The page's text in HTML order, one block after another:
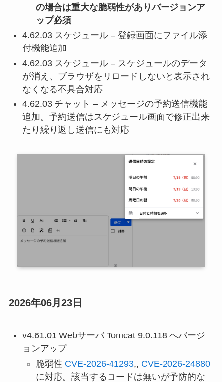
の場合は重大な脆弱性がありバージョンア
ップ必須
4.62.03 スケジュール – 登録画面にファイル添
付機能追加
4.62.03 スケジュール – スケジュールのデータ
が消え、ブラウザをリロードしないと表示され
なくなる不具合対応
4.62.03 チャット – メッセージの予約送信機能
追加。予約送信はスケジュール画面で修正出来
たり繰り返し送信にも対応
2026年06月23日
v4.61.01 Webサーバ Tomcat 9.0.118 へバージ
ョンアップ
脆弱性 CVE-2026-41293,, CVE-2026-24880
に対応。該当するコードは無いが予防的な